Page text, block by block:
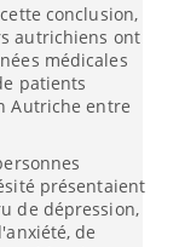
conclusion,
autrichiens ont
médicales
patients
Autriche entre
présentaient
de dépression,
de